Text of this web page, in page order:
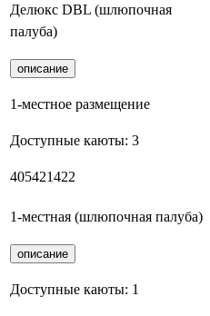
Делюкс DBL (шлюпочная
палуба)
описание
1-местное размещение
Доступные каюты: 3
405421422
1-местная (шлюпочная палуба)
описание
Доступные каюты: 1